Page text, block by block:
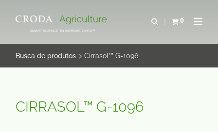
PARA
CONTEÚDO
PARA
MENU
SMART SCIENCE TO IMPROVE LIVES™
Abrir pesquisa
0
Exibir cestaAbrir
Busca de produtos Cirrasol™ G-1096
CIRRASOL™ G-1096